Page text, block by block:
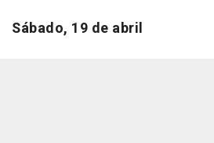
Sábado, 19 de abril